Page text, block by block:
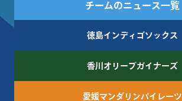
チームのニュース一覧
徳島インディゴソックス
香川オリーブガイナーズ
愛媛マンダリンパイレーツ